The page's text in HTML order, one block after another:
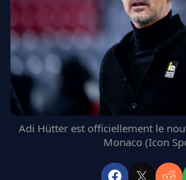
PSG
REAL MADRID
FC BARCELONE
MANCHESTER UNITED
CHELSEA
ARSENAL
Adi Hütter est officiellement le
Monaco (Icon